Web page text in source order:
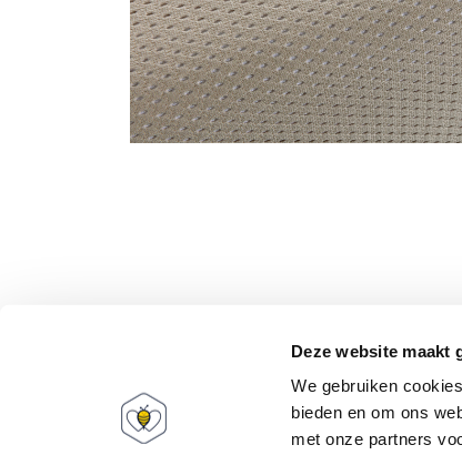
Deze website maakt
We gebruiken
bieden en om ons
met onze partners